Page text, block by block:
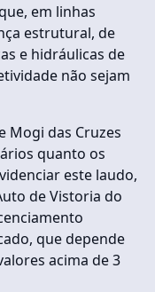
em linhas
estrutural, de
e hidráulicas de
não sejam
Mogi das Cruzes
quanto os
este laudo,
de Vistoria do
que depende
acima de 3